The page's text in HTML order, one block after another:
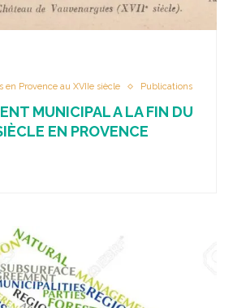
Provence au XVIIe siècle Publications
MUNICIPAL A LA FIN DU
EN PROVENCE